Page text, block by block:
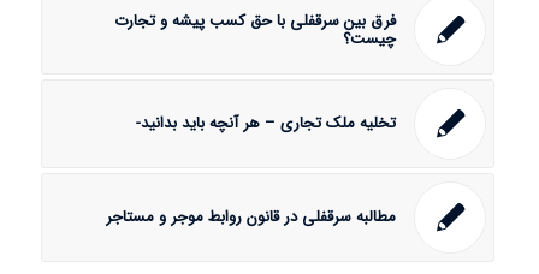
فرق بین سرقفلی با حق کسب پیشه و تجارت
چیست؟
تخلیه ملک تجاری – هر آنچه باید بدانید-
مطالبه سرقفلی در قانون روابط موجر و مستاجر